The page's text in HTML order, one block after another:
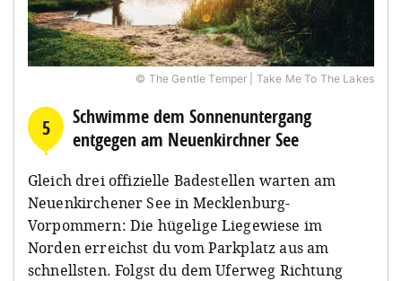
© The Gentle Temper | Take Me To The Lakes
5
Schwimme dem Sonnenuntergang
entgegen am Neuenkirchner See
Gleich drei offizielle Badestellen warten am
Neuenkirchener See in Mecklenburg-
Vorpommern: Die hügelige Liegewiese im
Norden erreichst du vom Parkplatz aus am
schnellsten. Folgst du dem Uferweg Richtung